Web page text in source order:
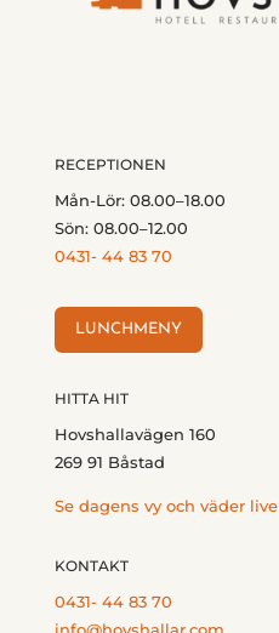
RECEPTIONEN
Mån-Lör: 08.00–18.00
Sön: 08.00–12.00
0431- 44 83 70
LUNCHMENY
HITTA HIT
Hovshallavägen 160
269 91 Båstad
Se dagens vy och väder live
KONTAKT
0431- 44 83 70